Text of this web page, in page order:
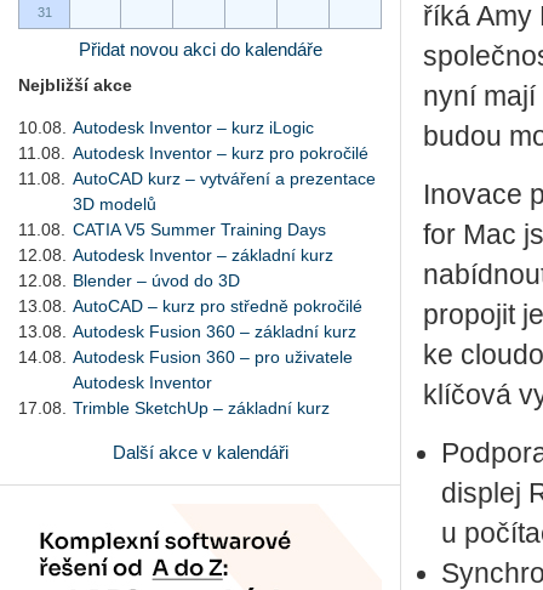
31
Přidat novou akci do kalendáře
Nejbližší akce
10.08.
Autodesk Inventor – kurz iLogic
11.08.
Autodesk Inventor – kurz pro pokročilé
11.08.
AutoCAD kurz – vytváření a prezentace
3D modelů
11.08.
CATIA V5 Summer Training Days
12.08.
Autodesk Inventor – základní kurz
12.08.
Blender – úvod do 3D
13.08.
AutoCAD – kurz pro středně pokročilé
13.08.
Autodesk Fusion 360 – základní kurz
14.08.
Autodesk Fusion 360 – pro uživatele
Autodesk Inventor
17.08.
Trimble SketchUp – základní kurz
Další akce v kalendáři
říká Amy
nyní
budou
Inovace
for Mac
propojit
ke
klíčová
displej
u